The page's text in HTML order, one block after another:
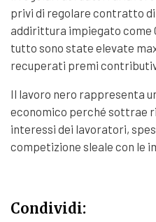
privi di regolare contratto di
addirittura impiegato come
tutto sono state elevate
recuperati premi
Il lavoro nero rappresenta
economico perché sottrae
interessi dei lavoratori,
competizione sleale con le
Condividi: